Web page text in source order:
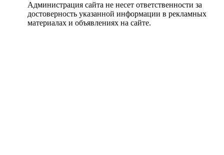
Администрация сайта не несет ответственности за
достоверность указанной информации в рекламных
материалах и объявлениях на сайте.